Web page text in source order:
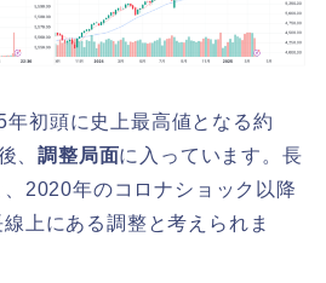
初頭に史上最高値となる約
、調整局面に入っています。長
2020年のコロナショック以降
上にある調整と考えられま